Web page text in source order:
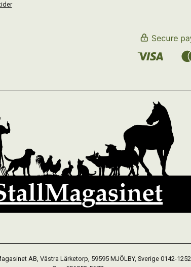
AB, Västra Lärketorp, 59595 MJÖLBY, Sverige 0142-